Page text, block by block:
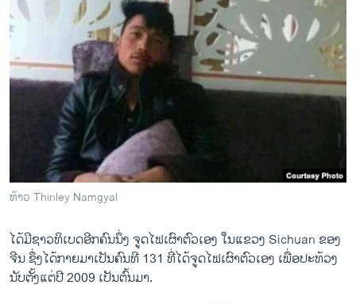
ເອເຊຍ
ອິດສະຫຼະພາບດ້ານການຂ່າວ
ຊີວິດຊາວລາວ
ຊຸມຊົນຊາວລາວ
ວິທະຍາສາດ-ເທັກໂນໂລຈີ
ທຸລະກິດ
ພາສາອັງກິດ
ສຽງ
ລາຍການກະຈາຍສຽງ
ຕິດຕາມພວກເຮົາ ທີ່
ທ້າວ Thinley Namgyal
ໄດ້​ມີຊາວທິ​ເບ​ດອີກ​ຄົນ​ນຶ່ງ ຈູດ​ໄຟ​ເຜົາ​ຕົວ​ເອງ​ ​ໃນ​ແຂວງ Sichuan ຂອງ​
ຈີນ ຊຶ່ງ​ໄດ້​ກາຍ​ມາ​ເປັນຄົນ​ທີ 131 ​ທີ່​ໄດ້ຈູດ​ໄຟ​ເຜົາ​ຕົວ​ເອງ ເພື່ອ​ປະ​ທ້ວງ
ນັບ​ຕັ້ງ​ແຕ່​ປີ 2009 ​ເປັນ​ຕົ້ນ​ມາ.